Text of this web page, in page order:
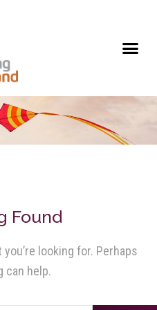
Found
looking for. Perhaps
can help.